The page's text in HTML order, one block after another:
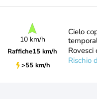
10 km/h
Raffiche15 km/h
>55 km/h
Cielo
Rovesci
Rischio